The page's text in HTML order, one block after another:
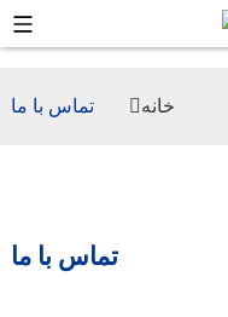
خانه تماس با ما
تماس با ما